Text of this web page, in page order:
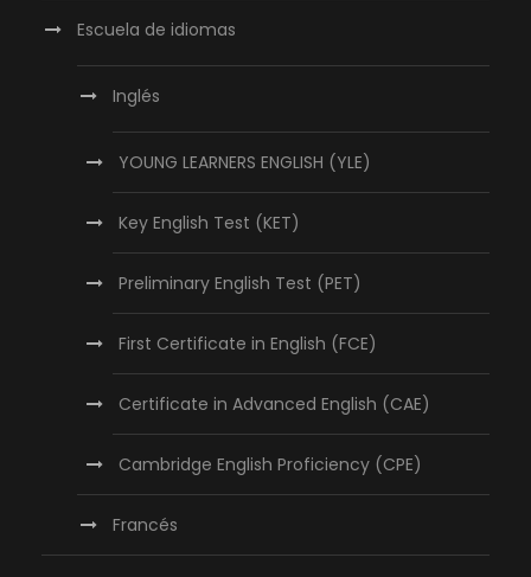
Escuela de idiomas
Inglés
YOUNG LEARNERS ENGLISH (YLE)
Key English Test (KET)
Preliminary English Test (PET)
First Certificate in English (FCE)
Certificate in Advanced English (CAE)
Cambridge English Proficiency (CPE)
Francés